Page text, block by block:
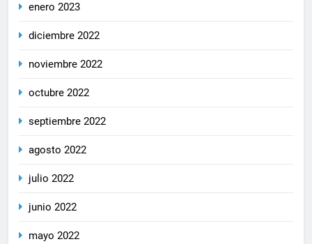
enero 2023
diciembre 2022
noviembre 2022
octubre 2022
septiembre 2022
agosto 2022
julio 2022
junio 2022
mayo 2022